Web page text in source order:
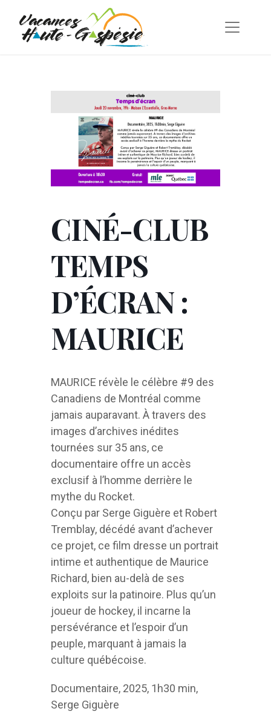
CINÉ-CLUB
TEMPS
D’ÉCRAN :
MAURICE
MAURICE révèle le célèbre #9 des
Canadiens de Montréal comme
jamais auparavant. À travers des
images d’archives inédites
tournées sur 35 ans, ce
documentaire offre un accès
exclusif à l’homme derrière le
mythe du Rocket.
Conçu par Serge Giguère et Robert
Tremblay, décédé avant d’achever
ce projet, ce film dresse un portrait
intime et authentique de Maurice
Richard, bien au-delà de ses
exploits sur la patinoire. Plus qu’un
joueur de hockey, il incarne la
persévérance et l’espoir d’un
peuple, marquant à jamais la
culture québécoise.
Documentaire, 2025, 1h30 min,
Serge Giguère